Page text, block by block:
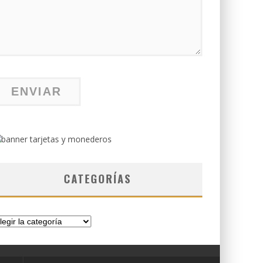
CATEGORÍAS